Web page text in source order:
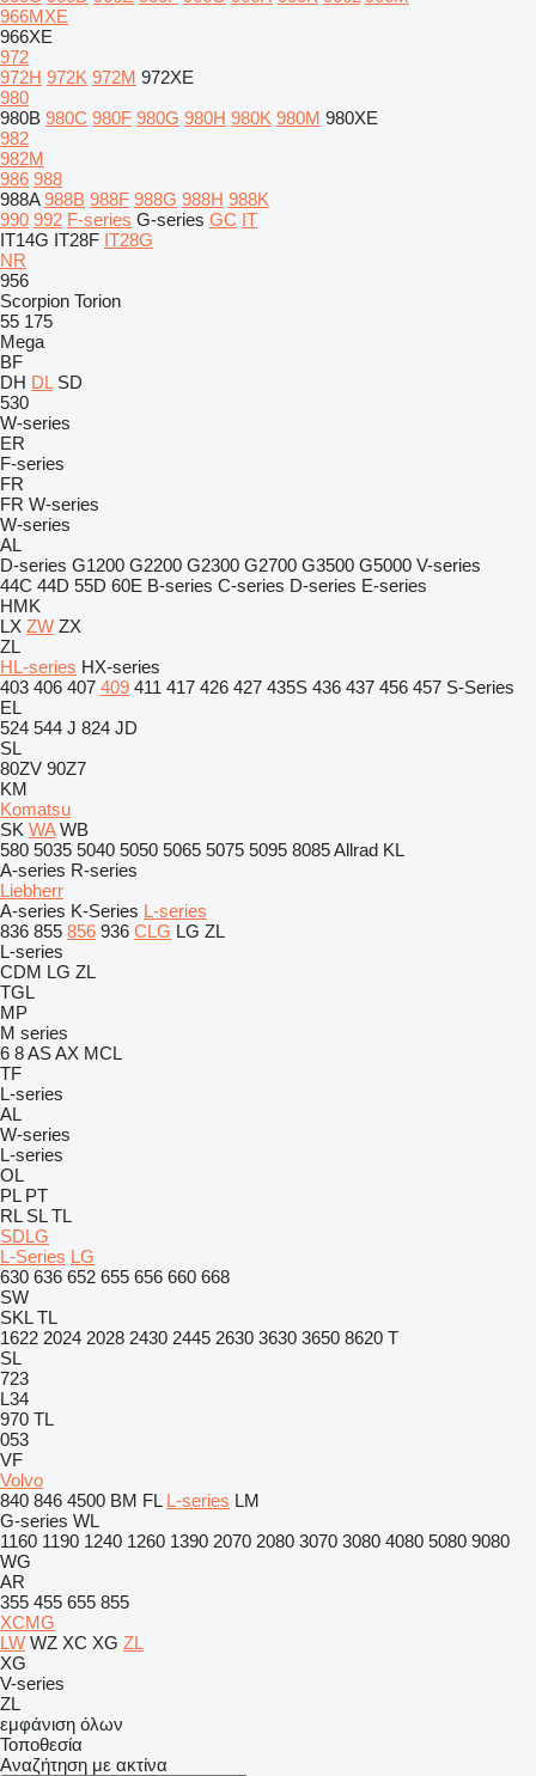
966MXE
966XE
972
972H 972K 972M 972XE
980
980B 980C 980F 980G 980H 980K 980M 980XE
982
982M
986 988
988A 988B 988F 988G 988H 988K
990 992 F-series G-series GC IT
IT14G IT28F IT28G
NR
956
Scorpion Torion
55 175
Mega
BF
DH DL SD
530
W-series
ER
F-series
FR
FR W-series
W-series
AL
D-series G1200 G2200 G2300 G2700 G3500 G5000 V-series
44C 44D 55D 60E B-series C-series D-series E-series
HMK
LX ZW ZX
ZL
HL-series HX-series
403 406 407 409 411 417 426 427 435S 436 437 456 457 S-Series
EL
524 544 J 824 JD
SL
80ZV 90Z7
KM
Komatsu
SK WA WB
580 5035 5040 5050 5065 5075 5095 8085Allrad KL
A-series R-series
Liebherr
A-series K-Series L-series
836 855 856 936 CLG LG ZL
L-series
CDM LG ZL
TGL
MP
M series
6 8ASAX MCL
TF
L-series
AL
W-series
L-series
OL
PL PT
RL SL TL
SDLG
L-Series LG
630 636 652 655 656 660 668
SW
SKL TL
1622 2024 2028 2430 2445 2630 3630 3650 8620 T
SL
723
L34
970 TL
053
VF
Volvo
840 846 4500 BM FL L-series LM
G-series WL
1160 1190 1240 1260 1390 2070 2080 3070 3080 4080 5080 9080
WG
AR
355 455 655 855
XCMG
LW WZ XC XG ZL
XG
V-series
ZL
εμφάνιση όλων
Τοποθεσία
Αναζήτηση με ακτίνα